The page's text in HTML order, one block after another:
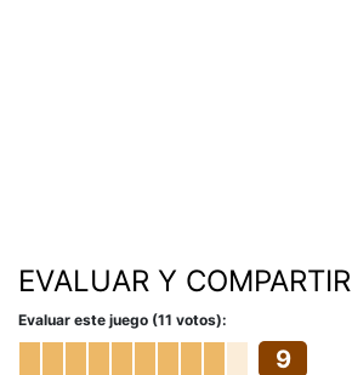
EVALUAR Y COMPARTIR
Evaluar este juego (11 votos):
9